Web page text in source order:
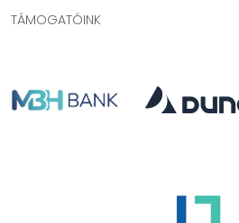
TÁMOGATÓINK